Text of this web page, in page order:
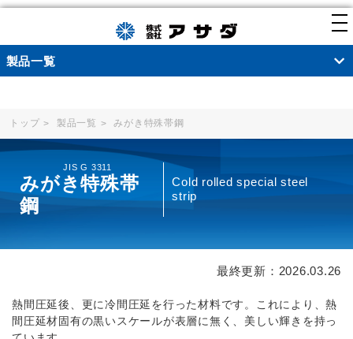
パ
ン
く
トップ 製品一覧 みがき特殊帯鋼
製品一覧
JIS G 3311
みがき特殊帯
鋼
Cold rolled special steel
strip
最終更新：2026.03.26
熱間圧延後、更に冷間圧延を行った材料です。これにより、熱
間圧延材固有の黒いスケールが表層に無く、美しい輝きを持っ